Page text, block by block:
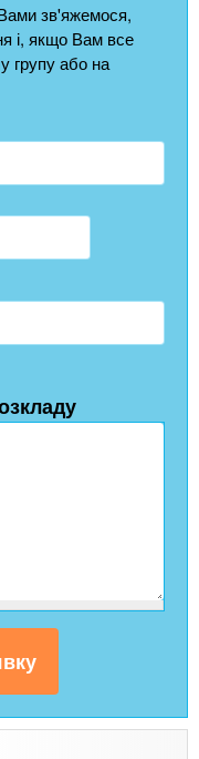
зв'яжемося,
і, якщо Вам все
групу або на